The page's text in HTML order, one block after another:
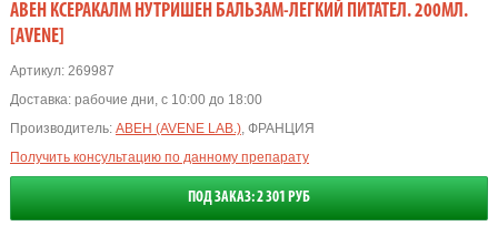
АВЕН КСЕРАКАЛМ НУТРИШЕН БАЛЬЗАМ-ЛЕГКИЙ ПИТАТЕЛ. 200МЛ.
[AVENE]
Артикул:269987
Доставка: рабочие дни, с 10:00 до 18:00
Производитель: АВЕН (AVENE LAB.), ФРАНЦИЯ
Получить консультацию по данному препарату
ПОД ЗАКАЗ: 2 301 РУБ